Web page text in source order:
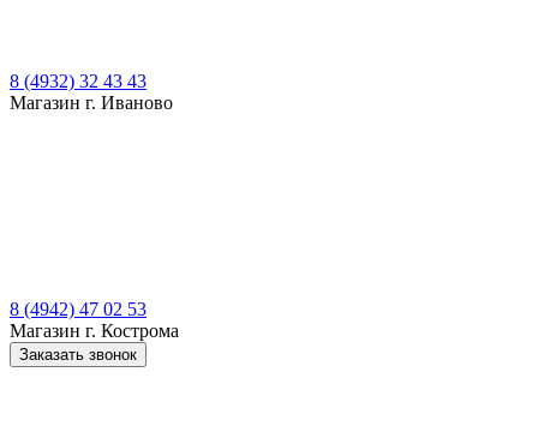
8 (4932) 32 43 43
Магазин г. Иваново
8 (4942) 47 02 53
Магазин г. Кострома
Заказать звонок